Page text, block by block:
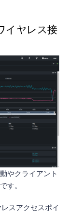
イヤレス接
やクライアント
す。
スアクセスポイ